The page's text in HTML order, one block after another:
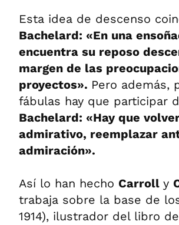
Esta idea de descenso
Bachelard: «En una
encuentra su reposo
margen de las
proyectos». Pero además,
fábulas hay que participar
Bachelard: «Hay que
admirativo, reemplazar
admiración».
Así lo han hecho Carroll y
trabaja sobre la base de
1914), ilustrador del libro de